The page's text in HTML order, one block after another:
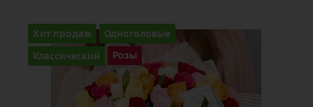
Хит продаж
Одноголовые
Классический
Розы
Количество
51
разноцветный